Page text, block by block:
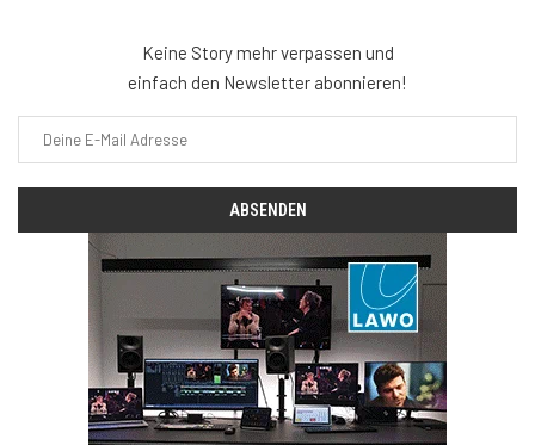
Keine Story mehr verpassen und
einfach den Newsletter abonnieren!